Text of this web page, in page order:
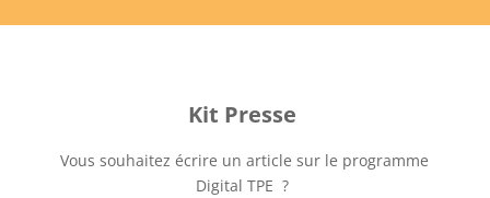
Kit Presse
Vous souhaitez écrire un article sur le programme
Digital TPE ?